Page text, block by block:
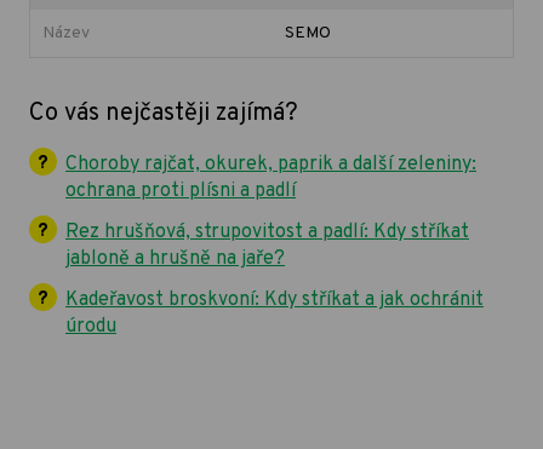
Název SEMO
Co vás nejčastěji zajímá?
Choroby rajčat, okurek, paprik a další zeleniny:
ochrana proti plísni a padlí
Rez hrušňová, strupovitost a padlí: Kdy stříkat
jabloně a hrušně na jaře?
Kadeřavost broskvoní: Kdy stříkat a jak ochránit
úrodu